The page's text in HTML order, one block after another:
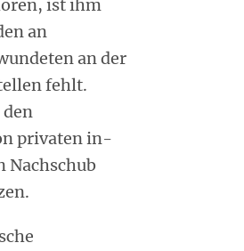
ist ihm
an
an der
fehlt.
privaten in-
Nachschub